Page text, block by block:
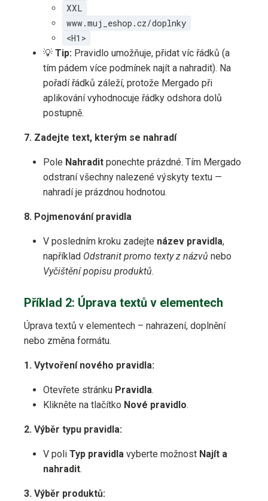
XXL
www.muj_eshop.cz/doplnky
<H1>
💡 Tip: Pravidlo umožňuje, přidat víc řádků (a
tím pádem více podmínek najít a nahradit). Na
pořadí řádků záleží, protože Mergado při
aplikování vyhodnocuje řádky odshora dolů
postupně.
7. Zadejte text, kterým se nahradí
Pole Nahradit ponechte prázdné. Tím Mergado
odstraní všechny nalezené výskyty textu —
nahradí je prázdnou hodnotou.
8. Pojmenování pravidla
V posledním kroku zadejte název pravidla,
například Odstranit promo texty z názvů nebo
Vyčištění popisu produktů.
Příklad 2: Úprava textů v elementech
Úprava textů v elementech – nahrazení, doplnění
nebo změna formátu.
1. Vytvoření nového pravidla:
Otevřete stránku Pravidla.
Klikněte na tlačítko Nové pravidlo.
2. Výběr typu pravidla:
V poli Typ pravidla vyberte možnost Najít a
nahradit.
3. Výběr produktů: